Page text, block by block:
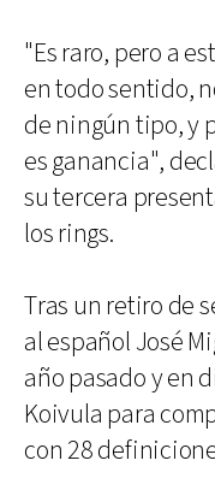
"Es raro, pero a
en todo sentido,
de ningún tipo, y
es ganancia",
su tercera
los rings.
Tras un retiro de
al español José
año pasado y en
Koivula para
con 28